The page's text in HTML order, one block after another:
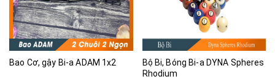
Bao Cơ, gậy Bi-a ADAM 1x2
Bộ Bi, Bóng Bi-a DYNA Spheres
Rhodium